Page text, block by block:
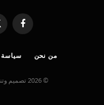
فيسبوك
من نحن
© 2026 تصميم وتنفيذ